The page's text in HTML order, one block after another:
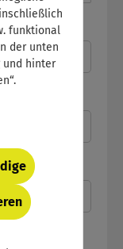
funktional
der unten
und hinter